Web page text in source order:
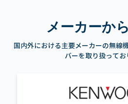
メーカーか
国内外における主要メーカーの無線
バーを取り扱ってお